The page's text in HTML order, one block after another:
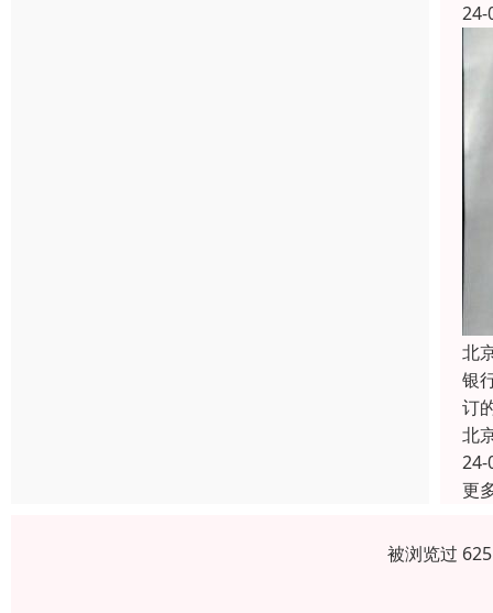
24-
北
银
订
北
24-
更
被浏览过